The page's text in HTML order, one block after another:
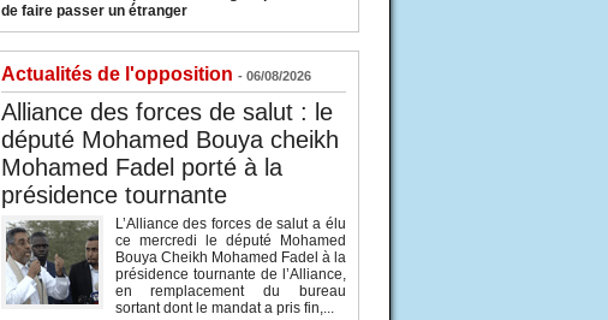
de faire passer un étranger
Actualités de l'opposition - 06/08/2026
Alliance des forces de salut : le
député Mohamed Bouya cheikh
Mohamed Fadel porté à la
présidence tournante
L’Alliance des forces de salut a élu
ce mercredi le député Mohamed
Bouya Cheikh Mohamed Fadel à la
présidence tournante de l’Alliance,
en remplacement du bureau
sortant dont le mandat a pris fin,...